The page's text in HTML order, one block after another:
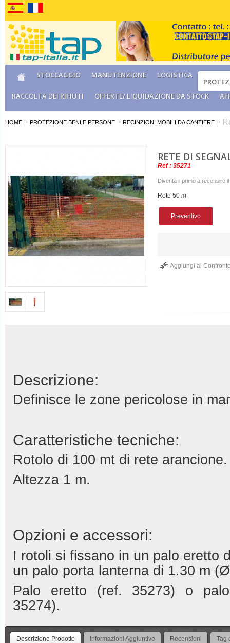
STOCCAGGIO MANUTENZIONE LOGISTICA
RACCOLTA DEI RIFIUTI
OFFERTE/ LIQUIDAZIONE DA STOCK
HOME PROTEZIONE BENI E PERSONE RECINZIONI MOBILI DA CANTIERE
RETE DI
Ref : 35271
Diventa il primo a recensire
Rete 50 m
Preventivo
Aggiungi al
Descrizione:
Definisce le zone pericolose in
Caratteristiche tecniche:
Rotolo di 100 mt di rete arancione.
Altezza 1 m.
Opzioni e accessori:
I rotoli si fissano in un palo eretto
un palo porta lanterna di 1.30 m
Palo eretto (ref. 35273) o
35274).
Descrizione Prodotto Informazioni Aggiuntive Recensioni Tag